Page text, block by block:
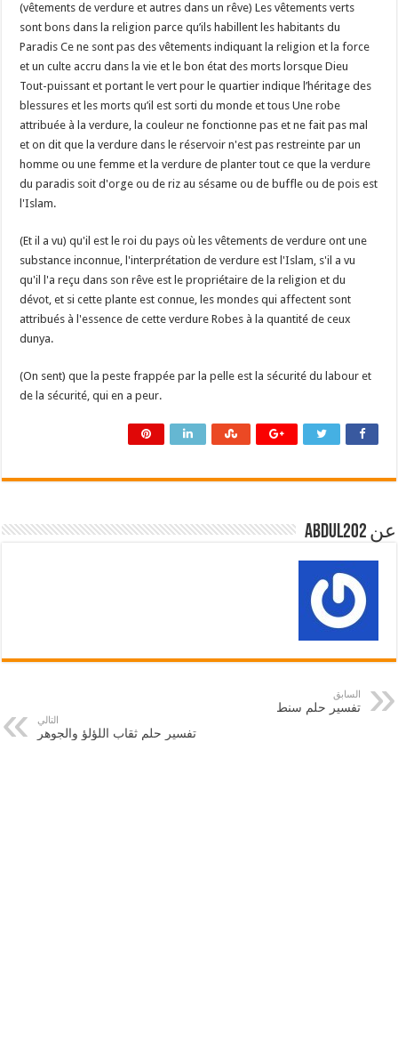
(vêtements de verdure et autres dans un rêve) Les vêtements verts
sont bons dans la religion parce qu’ils habillent les habitants du
Paradis Ce ne sont pas des vêtements indiquant la religion et la force
et un culte accru dans la vie et le bon état des morts lorsque Dieu
Tout-puissant et portant le vert pour le quartier indique l’héritage des
blessures et les morts qu’il est sorti du monde et tous Une robe
attribuée à la verdure, la couleur ne fonctionne pas et ne fait pas mal
et on dit que la verdure dans le réservoir n'est pas restreinte par un
homme ou une femme et la verdure de planter tout ce que la verdure
du paradis soit d'orge ou de riz au sésame ou de buffle ou de pois est
l'Islam.
(Et il a vu) qu'il est le roi du pays où les vêtements de verdure ont une
substance inconnue, l'interprétation de verdure est l'Islam, s'il a vu
qu'il l'a reçu dans son rêve est le propriétaire de la religion et du
dévot, et si cette plante est connue, les mondes qui affectent sont
attribués à l'essence de cette verdure Robes à la quantité de ceux
dunya.
(On sent) que la peste frappée par la pelle est la sécurité du labour et
de la sécurité, qui en a peur.
عن abdul202
السابق
تفسير حلم سنط
التالي
تفسير حلم ثقاب اللؤلؤ والجوهر